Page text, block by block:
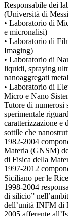
Responsabile dei
(Università di
• Laboratorio di
e micronalisi)
• Laboratorio di
Imaging)
• Laboratorio di
liquidi, spraying
nanoaggregati
• Laboratorio di
Micro e Nano
Tutore di numerosi
sperimentale
caratterizzazione e
sottile che
1982-2004
Materia (GNSM)
di Fisica della
1997-2012
Siciliano per le
1998-2004
di silicio”
dell’unità INFM di